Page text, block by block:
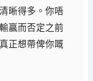
晰得多。你唔
贏而否定之前
正想帶俾你嘅